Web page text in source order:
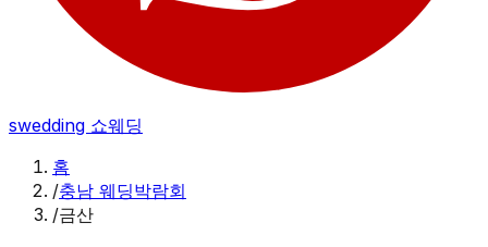
swedding 쇼웨딩
홈
/충남 웨딩박람회
/금산